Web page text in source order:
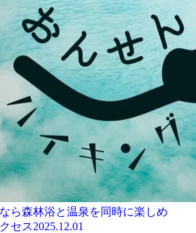
ら森林浴と温泉を同時に楽しめ
セス2025.12.01